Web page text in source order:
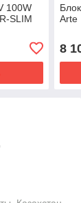
100W
SLIM
Arte
8